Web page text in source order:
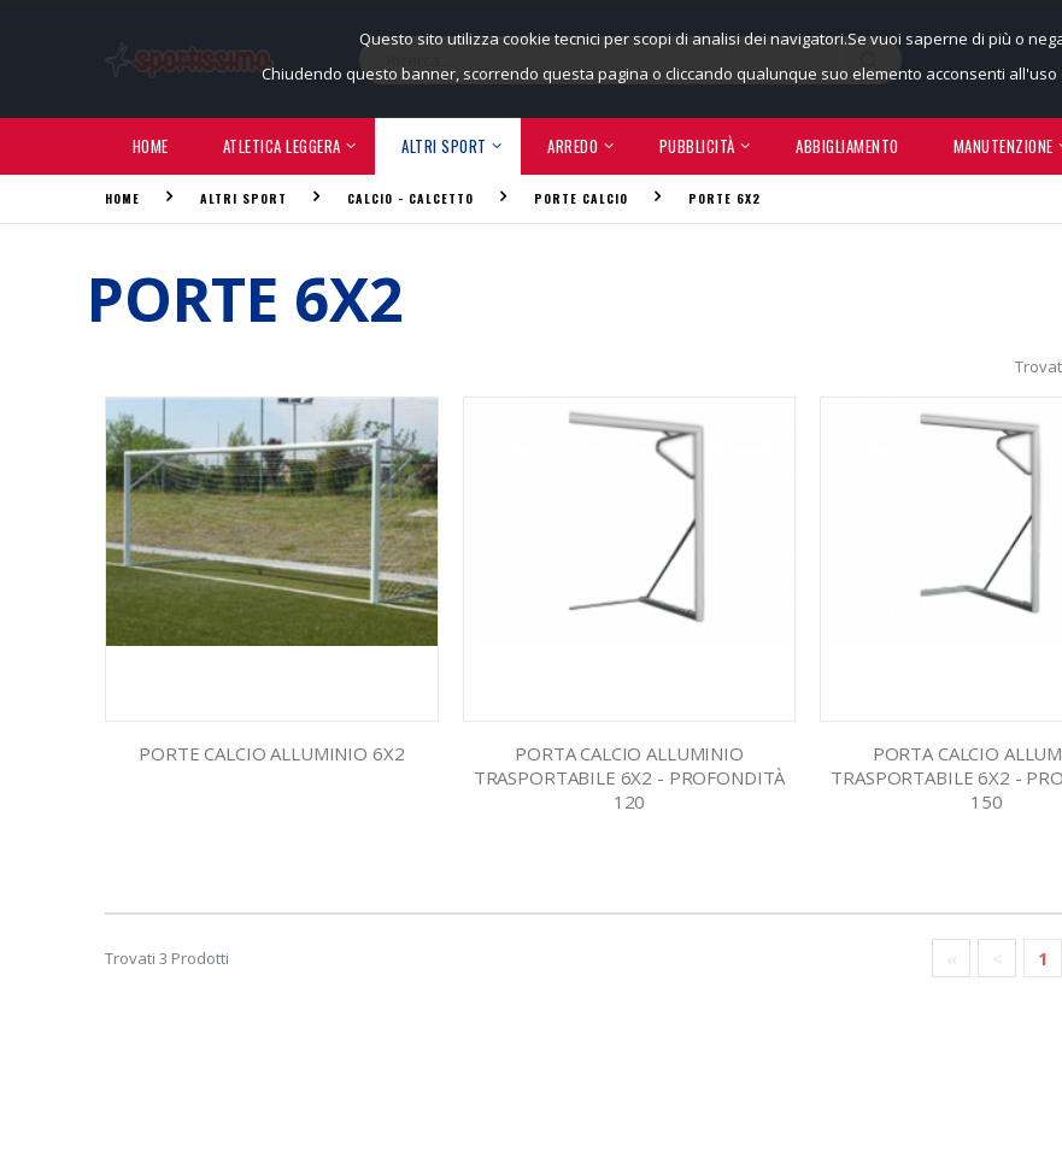
Questo sito utilizza cookie tecnici per scopi di analisi dei navigatori.Se vuoi saperne di più o
Chiudendo questo banner, scorrendo questa pagina o cliccando qualunque suo elemento acconsenti all'uso
HOME ATLETICA LEGGERA ALTRI SPORT ARREDO PUBBLICITÀ ABBIGLIAMENTO MANUTENZIONE
HOME ALTRI SPORT CALCIO - CALCETTO PORTE CALCIO PORTE 6X2
PORTE 6X2
PORTE CALCIO ALLUMINIO 6X2
PORTA CALCIO ALLUMINIO
TRASPORTABILE 6X2 - PROFONDITÀ
120
PORTA CALCIO
TRASPORTABILE 6X2 -
150
Trovati 3 Prodotti 1